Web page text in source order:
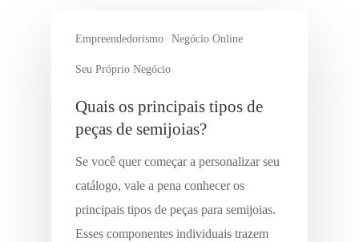
Empreendedorismo Negócio Online
Seu Próprio Negócio
Quais os principais tipos de
peças de semijoias?
Se você quer começar a personalizar seu
catálogo, vale a pena conhecer os
principais tipos de peças para semijoias.
Esses componentes individuais trazem